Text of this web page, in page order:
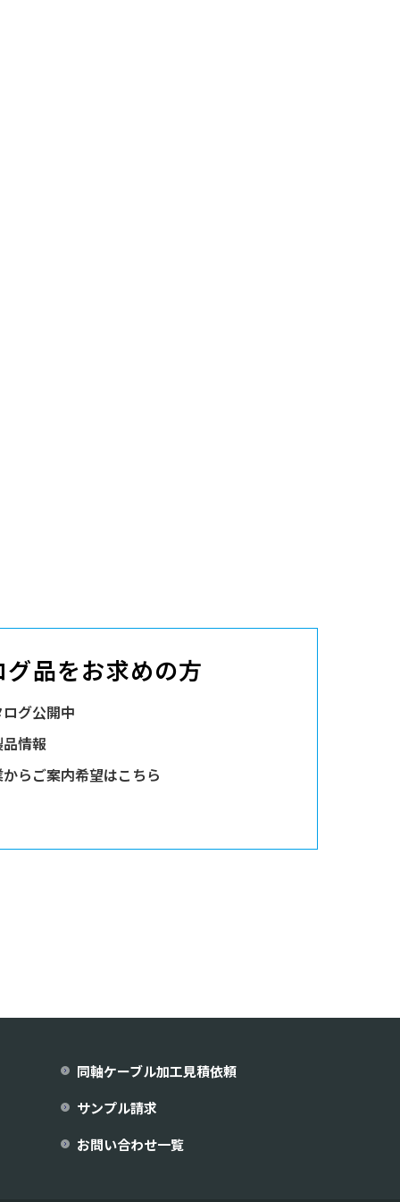
グ品をお求めの方
グ公開中
情報
らご案内希望はこちら
同軸ケーブル加工見積依頼
サンプル請求
お問い合わせ一覧